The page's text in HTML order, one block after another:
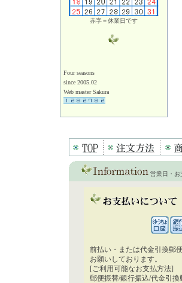
赤字＝休業日です
Four seasons
since 2005.02
Web master Sakura
営業日・お
前払い・または代金引換郵
お願いしております。
[ご利用可能なお支払方法]
郵便振替/銀行振込/代金引換